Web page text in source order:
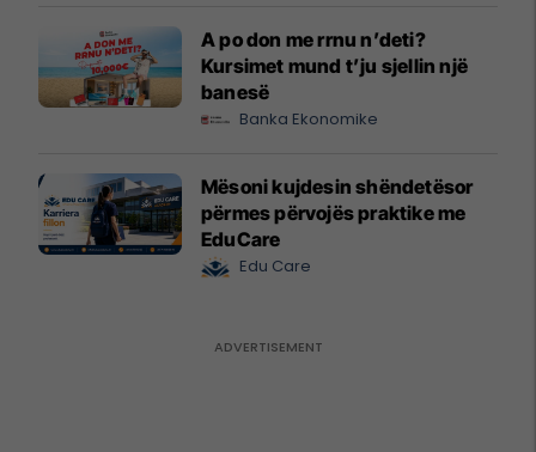
A po don me rrnu n’deti?
Kursimet mund t’ju sjellin një
banesë
Banka Ekonomike
Mësoni kujdesin shëndetësor
përmes përvojës praktike me
EduCare
Edu Care